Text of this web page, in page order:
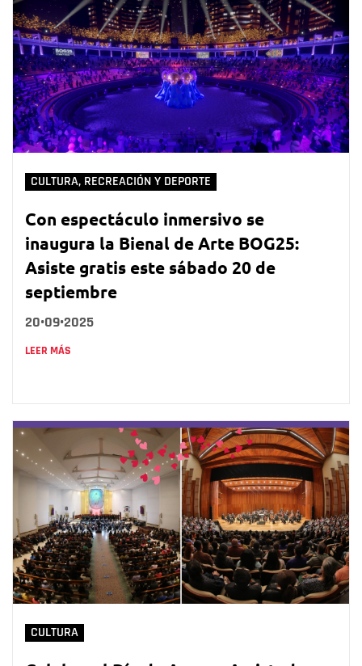
CULTURA, RECREACIÓN Y DEPORTE
Con espectáculo inmersivo se
inaugura la Bienal de Arte BOG25:
Asiste gratis este sábado 20 de
septiembre
20•09•2025
LEER MÁS
CULTURA